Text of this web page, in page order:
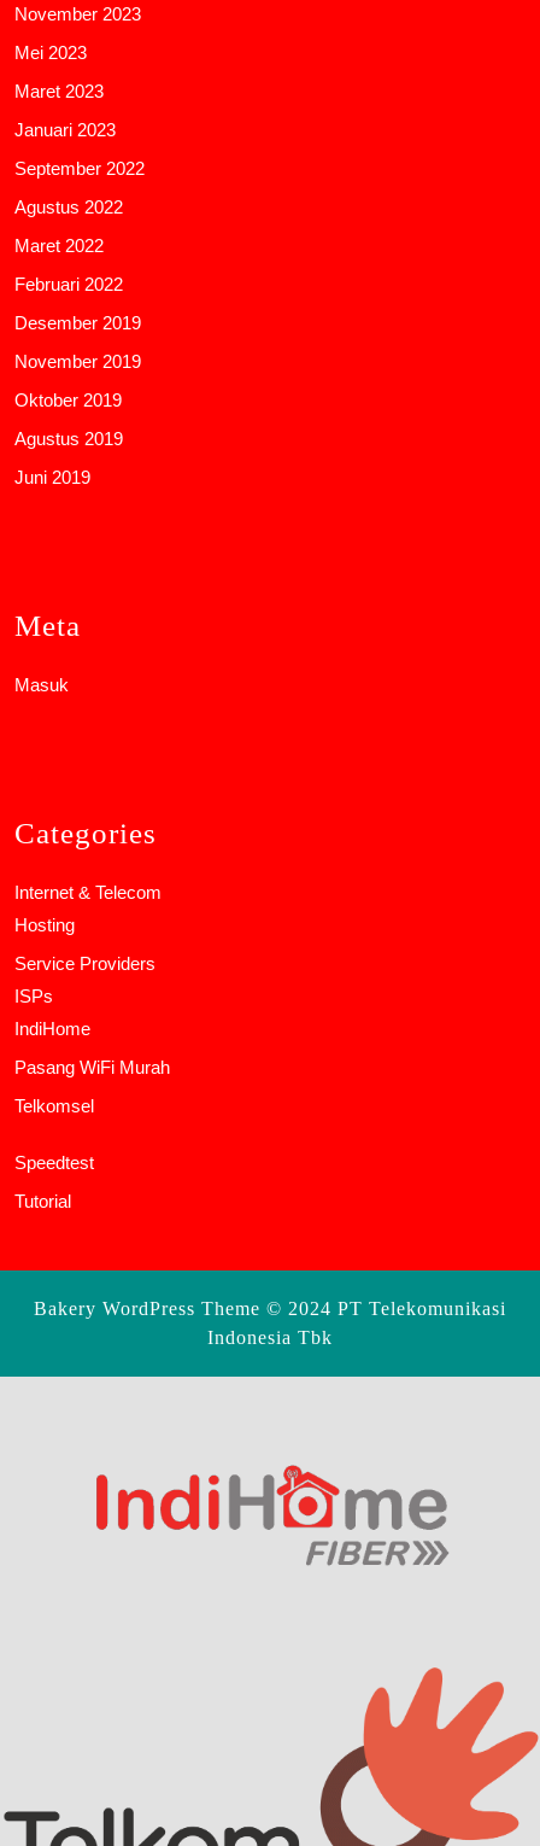
November 2023
Mei 2023
Maret 2023
Januari 2023
September 2022
Agustus 2022
Maret 2022
Februari 2022
Desember 2019
November 2019
Oktober 2019
Agustus 2019
Juni 2019
Meta
Masuk
Categories
Internet & Telecom
Hosting
Service Providers
ISPs
IndiHome
Pasang WiFi Murah
Telkomsel
Speedtest
Tutorial
Bakery WordPress Theme © 2024 PT Telekomunikasi
Indonesia Tbk